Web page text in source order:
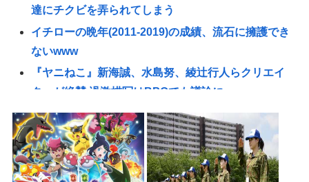
達にチクビを弄られてしまう
イチローの晩年(2011-2019)の成績、流石に擁護でき
ないwww
『ヤニねこ』新海誠、水島努、綾辻行人らクリエイ
ターが絶賛 過激描写はBPOでも議論に
【動画あり】ミスイタリア地方予選、黒人女性が優
勝し炎上
高市早苗の消費税減税、93%が「賛成」www
首相官邸、"映え"を意識した高市首相熊本訪問の感